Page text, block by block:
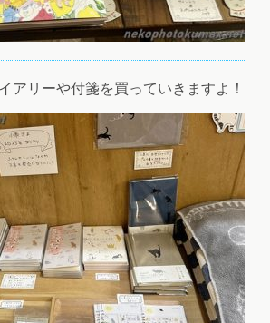
アリーや付箋を買っていきますよ！